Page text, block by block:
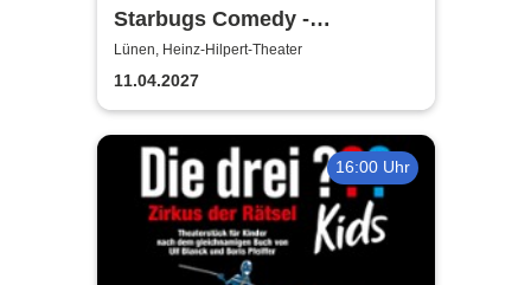
Starbugs Comedy -
Showtime!
Lünen, Heinz-Hilpert-Theater
11.04.2027
16:00 Uhr